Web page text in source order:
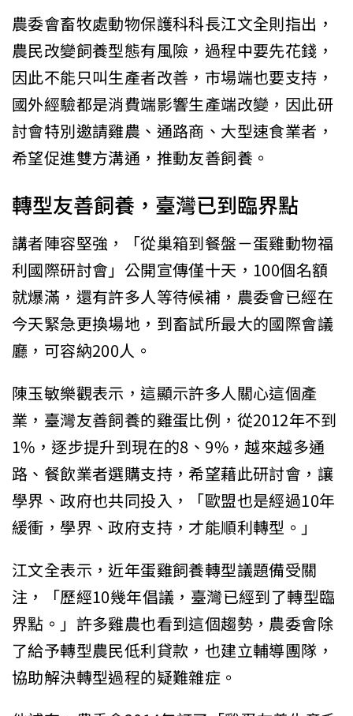
農委會畜牧處動物保護科科長江文全則指出，
農民改變飼養型態有風險，過程中要先花錢，
因此不能只叫生產者改善，市場端也要支持，
國外經驗都是消費端影響生產端改變，因此研
討會特別邀請雞農、通路商、大型速食業者，
希望促進雙方溝通，推動友善飼養。
轉型友善飼養，臺灣已到臨界點
講者陣容堅強，「從巢箱到餐盤－蛋雞動物福
利國際研討會」公開宣傳僅十天，100個名額
就爆滿，還有許多人等待候補，農委會已經在
今天緊急更換場地，到畜試所最大的國際會議
廳，可容納200人。
陳玉敏樂觀表示，這顯示許多人關心這個產
業，臺灣友善飼養的雞蛋比例，從2012年不到
1%，逐步提升到現在的8、9%，越來越多通
路、餐飲業者選購支持，希望藉此研討會，讓
學界、政府也共同投入，「歐盟也是經過10年
緩衝，學界、政府支持，才能順利轉型。」
江文全表示，近年蛋雞飼養轉型議題備受關
注，「歷經10幾年倡議，臺灣已經到了轉型臨
界點。」許多雞農也看到這個趨勢，農委會除
了給予轉型農民低利貸款，也建立輔導團隊，
協助解決轉型過程的疑難雜症。